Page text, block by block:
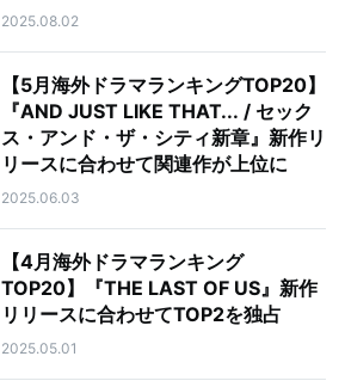
2025.08.02
【5月海外ドラマランキングTOP20】
『AND JUST LIKE THAT... / セック
ス・アンド・ザ・シティ新章』新作リ
リースに合わせて関連作が上位に
2025.06.03
【4月海外ドラマランキング
TOP20】『THE LAST OF US』新作
リリースに合わせてTOP2を独占
2025.05.01